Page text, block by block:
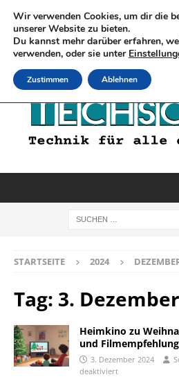
STARTSEITE 2024
Tag: 3.
Heimkino zu
und
3. Dezember 2024
deaktiviert
Wir verwenden Cookies, um dir die
unserer Website zu bieten.
Du kannst mehr darüber erfahren,
verwenden, oder sie unter
Zustimmen Ablehnen